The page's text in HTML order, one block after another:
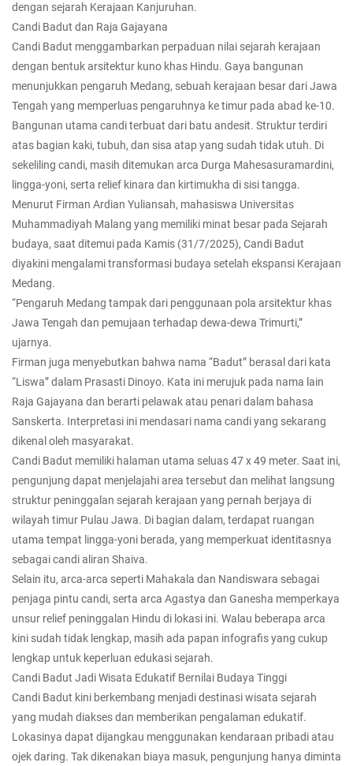
dengan sejarah Kerajaan Kanjuruhan.
Candi Badut dan Raja Gajayana
Candi Badut menggambarkan perpaduan nilai sejarah kerajaan
dengan bentuk arsitektur kuno khas Hindu. Gaya bangunan
menunjukkan pengaruh Medang, sebuah kerajaan besar dari Jawa
Tengah yang memperluas pengaruhnya ke timur pada abad ke-10.
Bangunan utama candi terbuat dari batu andesit. Struktur terdiri
atas bagian kaki, tubuh, dan sisa atap yang sudah tidak utuh. Di
sekeliling candi, masih ditemukan arca Durga Mahesasuramardini,
lingga-yoni, serta relief kinara dan kirtimukha di sisi tangga.
Menurut Firman Ardian Yuliansah, mahasiswa Universitas
Muhammadiyah Malang yang memiliki minat besar pada Sejarah
budaya, saat ditemui pada Kamis (31/7/2025), Candi Badut
diyakini mengalami transformasi budaya setelah ekspansi Kerajaan
Medang.
“Pengaruh Medang tampak dari penggunaan pola arsitektur khas
Jawa Tengah dan pemujaan terhadap dewa-dewa Trimurti,”
ujarnya.
Firman juga menyebutkan bahwa nama “Badut” berasal dari kata
“Liswa” dalam Prasasti Dinoyo. Kata ini merujuk pada nama lain
Raja Gajayana dan berarti pelawak atau penari dalam bahasa
Sanskerta. Interpretasi ini mendasari nama candi yang sekarang
dikenal oleh masyarakat.
Candi Badut memiliki halaman utama seluas 47 x 49 meter. Saat ini,
pengunjung dapat menjelajahi area tersebut dan melihat langsung
struktur peninggalan sejarah kerajaan yang pernah berjaya di
wilayah timur Pulau Jawa. Di bagian dalam, terdapat ruangan
utama tempat lingga-yoni berada, yang memperkuat identitasnya
sebagai candi aliran Shaiva.
Selain itu, arca-arca seperti Mahakala dan Nandiswara sebagai
penjaga pintu candi, serta arca Agastya dan Ganesha memperkaya
unsur relief peninggalan Hindu di lokasi ini. Walau beberapa arca
kini sudah tidak lengkap, masih ada papan infografis yang cukup
lengkap untuk keperluan edukasi sejarah.
Candi Badut Jadi Wisata Edukatif Bernilai Budaya Tinggi
Candi Badut kini berkembang menjadi destinasi wisata sejarah
yang mudah diakses dan memberikan pengalaman edukatif.
Lokasinya dapat dijangkau menggunakan kendaraan pribadi atau
ojek daring. Tak dikenakan biaya masuk, pengunjung hanya diminta